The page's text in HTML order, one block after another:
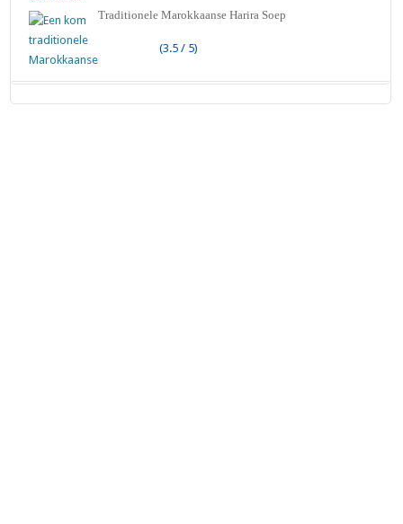
Traditionele Marokkaanse Harira Soep
(3.5 / 5)